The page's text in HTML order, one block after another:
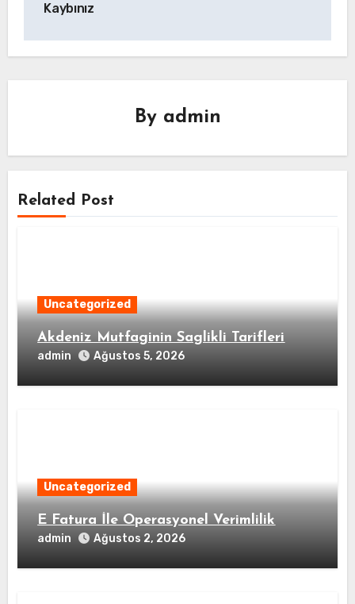
Kaybınız
By admin
Related Post
Uncategorized
Akdeniz Mutfaginin Saglikli Tarifleri
admin Ağustos 5, 2026
Uncategorized
E Fatura İle Operasyonel Verimlilik
admin Ağustos 2, 2026